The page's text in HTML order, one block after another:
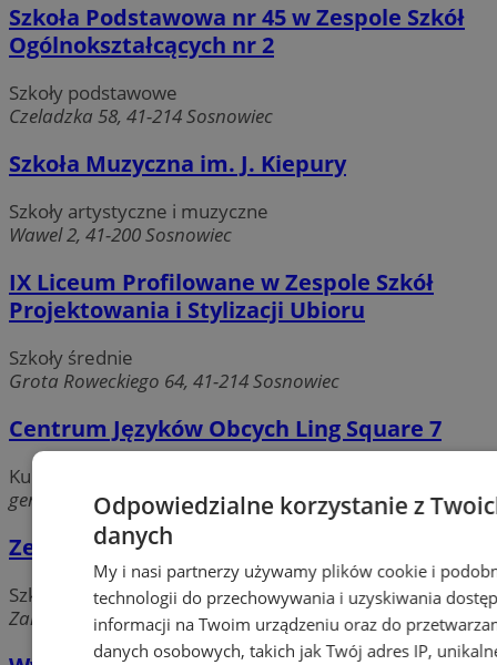
Szkoła Podstawowa nr 45 w Zespole Szkół
Ogólnokształcących nr 2
Szkoły podstawowe
Czeladzka 58, 41-214 Sosnowiec
Szkoła Muzyczna im. J. Kiepury
Szkoły artystyczne i muzyczne
Wawel 2, 41-200 Sosnowiec
IX Liceum Profilowane w Zespole Szkół
Projektowania i Stylizacji Ubioru
Szkoły średnie
Grota Roweckiego 64, 41-214 Sosnowiec
Centrum Języków Obcych Ling Square 7
Kursy językowe
gen. Władysława Andersa 95/5,, 41-208 Sosnowiec
Zespół Szkół nr 1
Szkoły podstawowe
Zamkowa 7, 41-200 Sosnowiec
Odpowiedzialne korzystanie z
danych
My i nasi partnerzy używamy plików cookie i
technologii do przechowywania i uzyskiwania
informacji na Twoim urządzeniu oraz do
danych osobowych, takich jak Twój adres IP,